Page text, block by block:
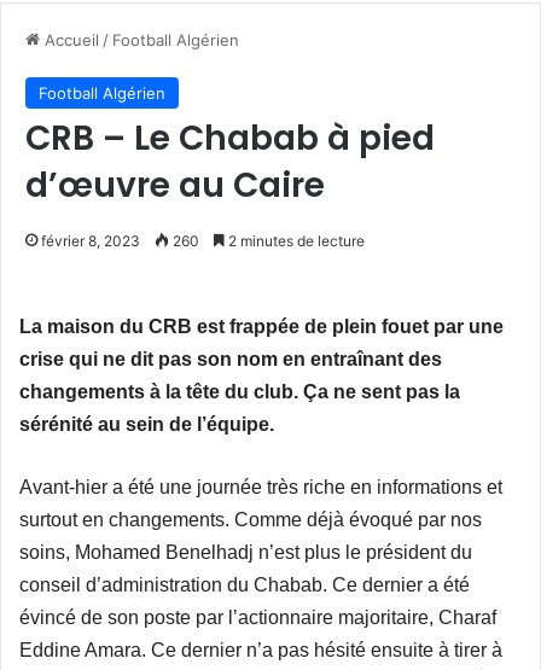
Accueil / Football Algérien
Football Algérien
CRB – Le Chabab à pied
d’œuvre au Caire
février 8, 2023 260 2 minutes de lecture
La maison du CRB est frappée de plein fouet par une
crise qui ne dit pas son nom en entraînant des
changements à la tête du club. Ça ne sent pas la
sérénité au sein de l’équipe.
Avant-hier a été une journée très riche en informations et
surtout en changements. Comme déjà évoqué par nos
soins, Mohamed Benelhadj n’est plus le président du
conseil d’administration du Chabab. Ce dernier a été
évincé de son poste par l’actionnaire majoritaire, Charaf
Eddine Amara. Ce dernier n’a pas hésité ensuite à tirer à